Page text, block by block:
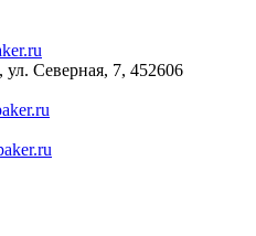
ул. Северная, 7, 452606